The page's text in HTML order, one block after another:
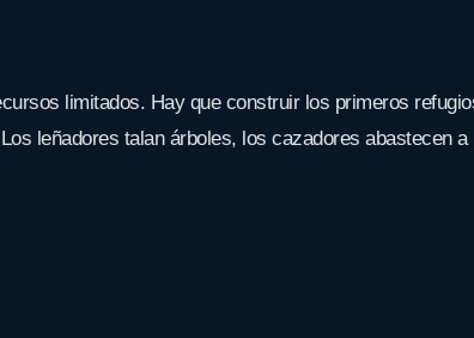
limitados. Hay que construir los primeros
leñadores talan árboles, los cazadores abastecen